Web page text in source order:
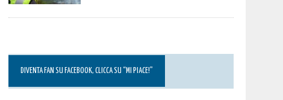
DIVENTA FAN SU FACEBOOK, CLICCA SU “MI PIACE!”